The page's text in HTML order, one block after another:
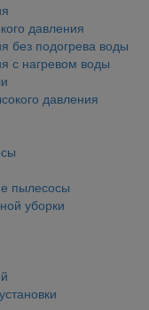
давления
без подогрева воды
с нагревом воды
давления
пылесосы
уборки